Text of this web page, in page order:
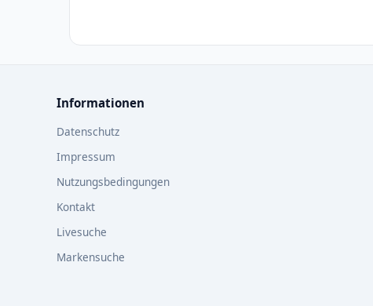
Informationen
Datenschutz
Impressum
Nutzungsbedingungen
Kontakt
Livesuche
Markensuche